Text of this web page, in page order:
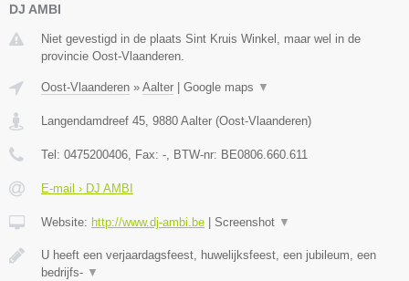
DJ AMBI
Niet gevestigd in de plaats Sint Kruis Winkel, maar wel in de
provincie Oost-Vlaanderen.
Oost-Vlaanderen » Aalter Google maps ▼
Langendamdreef 45 9880 Aalter (Oost-Vlaanderen)
Tel: 0475200406 , Fax: - , BTW-nr: BE0806.660.611
E-mail › DJ AMBI
Website: http://www.dj-ambi.be Screenshot ▼
U heeft een verjaardagsfeest, huwelijksfeest, een jubileum, een
bedrijfs- ▼